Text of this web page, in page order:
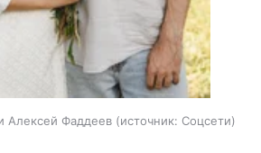
Алексей Фаддеев источник: Соцсети